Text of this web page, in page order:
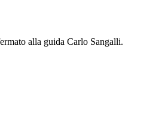
alla guida Carlo Sangalli.